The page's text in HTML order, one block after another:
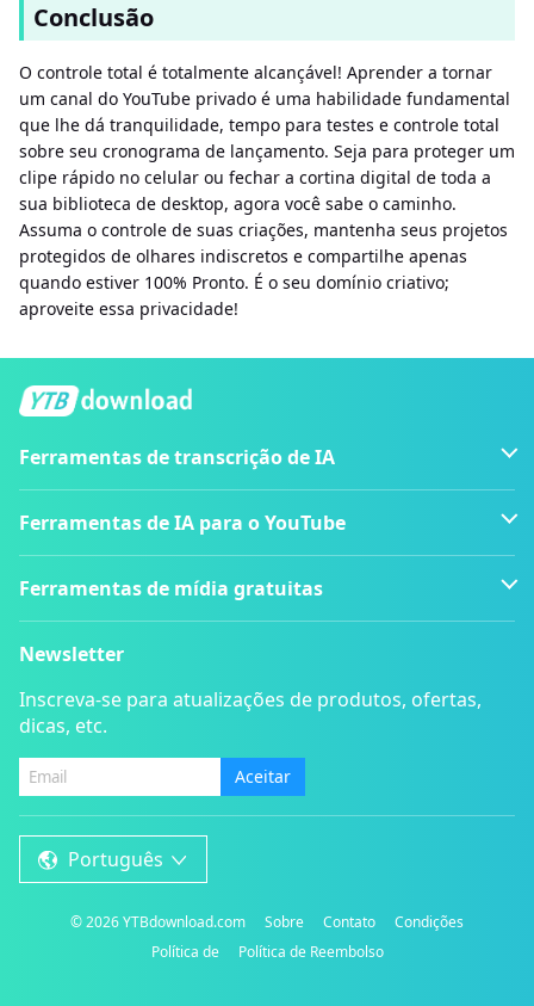
Conclusão
O controle total é totalmente alcançável! Aprender a tornar
um canal do YouTube privado é uma habilidade fundamental
que lhe dá tranquilidade, tempo para testes e controle total
sobre seu cronograma de lançamento. Seja para proteger um
clipe rápido no celular ou fechar a cortina digital de toda a
sua biblioteca de desktop, agora você sabe o caminho.
Assuma o controle de suas criações, mantenha seus projetos
protegidos de olhares indiscretos e compartilhe apenas
quando estiver 100% Pronto. É o seu domínio criativo;
aproveite essa privacidade!
Ferramentas de transcrição de IA
Ferramentas de IA para o YouTube
Ferramentas de mídia gratuitas
Newsletter
Inscreva-se para atualizações de produtos, ofertas,
dicas, etc.
Aceitar
Português
©2026YTBdownload.com Sobre Contato
Condições
Política de
Política de Reembolso